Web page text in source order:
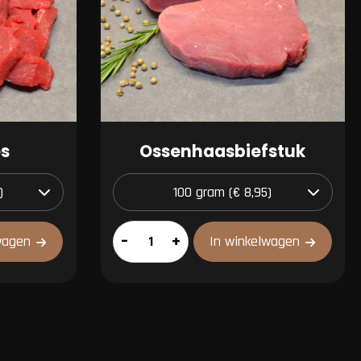
Ossenhaasbiefstuk
Ossenhaasbiefstuk
aantal
– + In winkelwagen